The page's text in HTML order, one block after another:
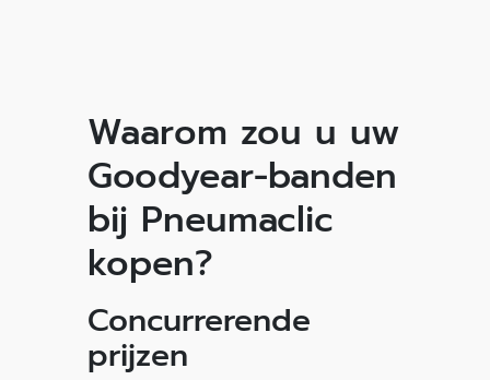
Waarom zou u uw
Goodyear-banden
bij Pneumaclic
kopen?
Concurrerende
prijzen